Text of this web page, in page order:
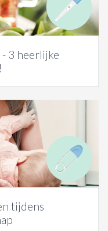
3 heerlijke
tijdens